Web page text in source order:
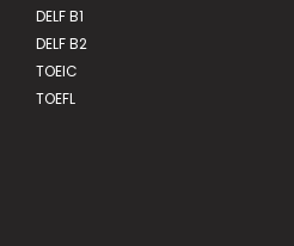
DELF B1
DELF B2
TOEIC
TOEFL